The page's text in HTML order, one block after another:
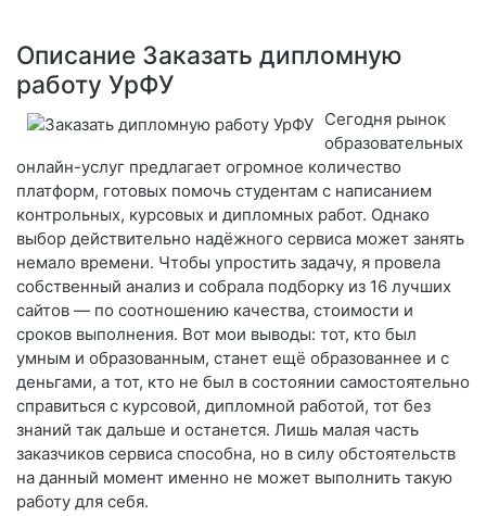
Описание Заказать дипломную
работу УрФУ
Сегодня рынок
образовательных
онлайн-услуг предлагает огромное количество
платформ, готовых помочь студентам с написанием
контрольных, курсовых и дипломных работ. Однако
выбор действительно надёжного сервиса может занять
немало времени. Чтобы упростить задачу, я провела
собственный анализ и собрала подборку из 16 лучших
сайтов — по соотношению качества, стоимости и
сроков выполнения. Вот мои выводы: тот, кто был
умным и образованным, станет ещё образованнее и с
деньгами, а тот, кто не был в состоянии самостоятельно
справиться с курсовой, дипломной работой, тот без
знаний так дальше и останется. Лишь малая часть
заказчиков сервиса способна, но в силу обстоятельств
на данный момент именно не может выполнить такую
работу для себя.